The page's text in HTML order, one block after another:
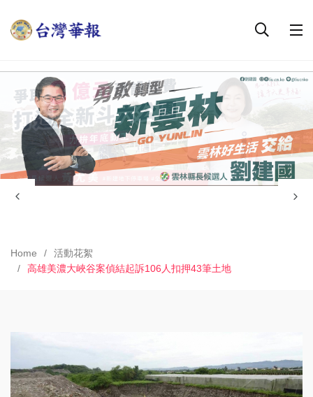
Home
活動花絮
高雄美濃大峽谷案偵結起訴106人扣押43筆土地